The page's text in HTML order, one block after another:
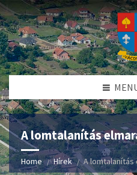
A lomtalanítás
Home Hírek A lomtalanítás